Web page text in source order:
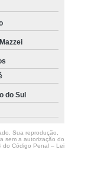
do Sul
Sua reprodução,
sem a autorização do
do Código Penal – Lei